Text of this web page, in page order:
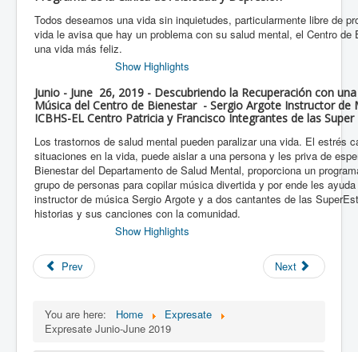
Todos deseamos una vida sin inquietudes, particularmente libre de
vida le avisa que hay un problema con su salud mental, el Centro de
una vida más feliz.
Show Highlights
Junio - June 26, 2019 - Descubriendo la Recuperación con
Música del Centro de Bienestar - Sergio Argote Instructor de
ICBHS-EL Centro Patricia y Francisco Integrantes de las Super
Los trastornos de salud mental pueden paralizar una vida. El estrés
situaciones en la vida, puede aislar a una persona y les priva de
Bienestar del Departamento de Salud Mental, proporciona un
grupo de personas para copilar música divertida y por ende les
instructor de música Sergio Argote y a dos cantantes de las
historias y sus canciones con la comunidad.
Show Highlights
Prev Next
You are here: Home
Expresate
Expresate Junio-June 2019